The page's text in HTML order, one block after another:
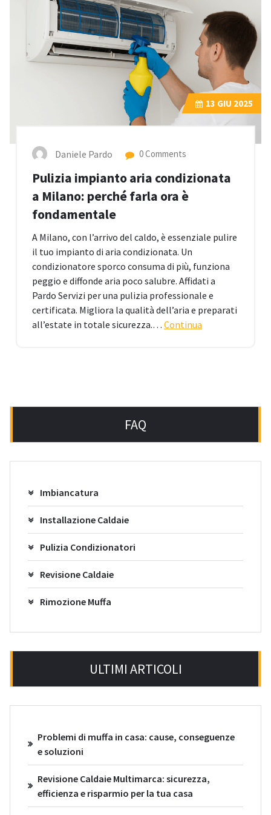
13 GIU 2025
Daniele Pardo 0 Comments
Pulizia impianto aria condizionata
a Milano: perché farla ora è
fondamentale
A Milano, con l’arrivo del caldo, è essenziale pulire
il tuo impianto di aria condizionata. Un
condizionatore sporco consuma di più, funziona
peggio e diffonde aria poco salubre. Affidati a
Pardo Servizi per una pulizia professionale e
certificata. Migliora la qualità dell’aria e preparati
all’estate in totale sicurezza.… Continua
FAQ
Imbiancatura
Installazione Caldaie
Pulizia Condizionatori
Revisione Caldaie
Rimozione Muffa
ULTIMI ARTICOLI
Problemi di muffa in casa: cause, conseguenze
e soluzioni
Revisione Caldaie Multimarca: sicurezza,
efficienza e risparmio per la tua casa